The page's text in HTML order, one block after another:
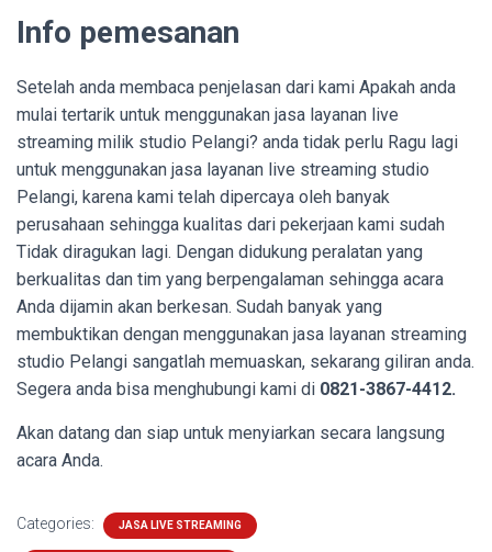
Info pemesanan
Setelah anda membaca penjelasan dari kami Apakah anda
mulai tertarik untuk menggunakan jasa layanan live
streaming milik studio Pelangi? anda tidak perlu Ragu lagi
untuk menggunakan jasa layanan live streaming studio
Pelangi, karena kami telah dipercaya oleh banyak
perusahaan sehingga kualitas dari pekerjaan kami sudah
Tidak diragukan lagi. Dengan didukung peralatan yang
berkualitas dan tim yang berpengalaman sehingga acara
Anda dijamin akan berkesan. Sudah banyak yang
membuktikan dengan menggunakan jasa layanan streaming
studio Pelangi sangatlah memuaskan, sekarang giliran anda.
Segera anda bisa menghubungi kami di 0821-3867-4412.
Akan datang dan siap untuk menyiarkan secara langsung
acara Anda.
Categories: JASA LIVE STREAMING